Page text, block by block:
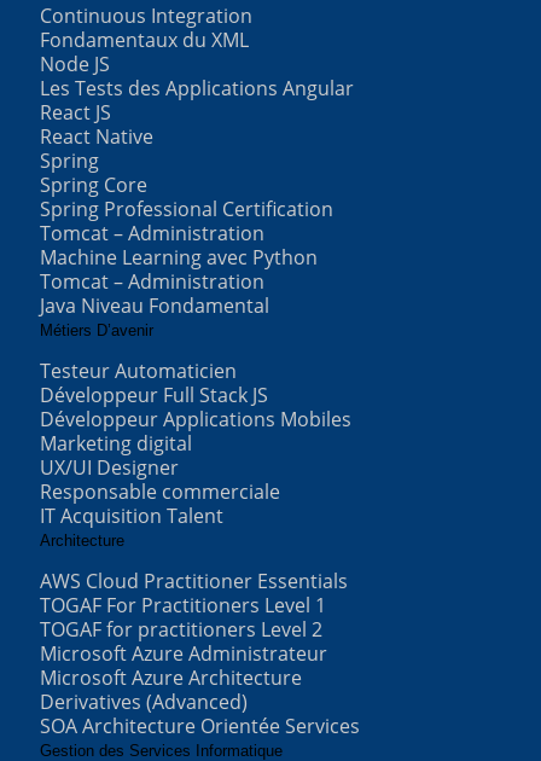
Continuous Integration
Fondamentaux du XML
Node JS
Les Tests des Applications Angular
React JS
React Native
Spring
Spring Core
Spring Professional Certification
Tomcat – Administration
Machine Learning avec Python
Tomcat – Administration
Java Niveau Fondamental
Métiers D’avenir
Testeur Automaticien
Développeur Full Stack JS
Développeur Applications Mobiles
Marketing digital
UX/UI Designer
Responsable commerciale
IT Acquisition Talent
Architecture
AWS Cloud Practitioner Essentials
TOGAF For Practitioners Level 1
TOGAF for practitioners Level 2
Microsoft Azure Administrateur
Microsoft Azure Architecture
Derivatives (Advanced)
SOA Architecture Orientée Services
Gestion des Services Informatique